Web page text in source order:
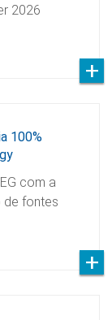
2026
100%
com a
de fontes